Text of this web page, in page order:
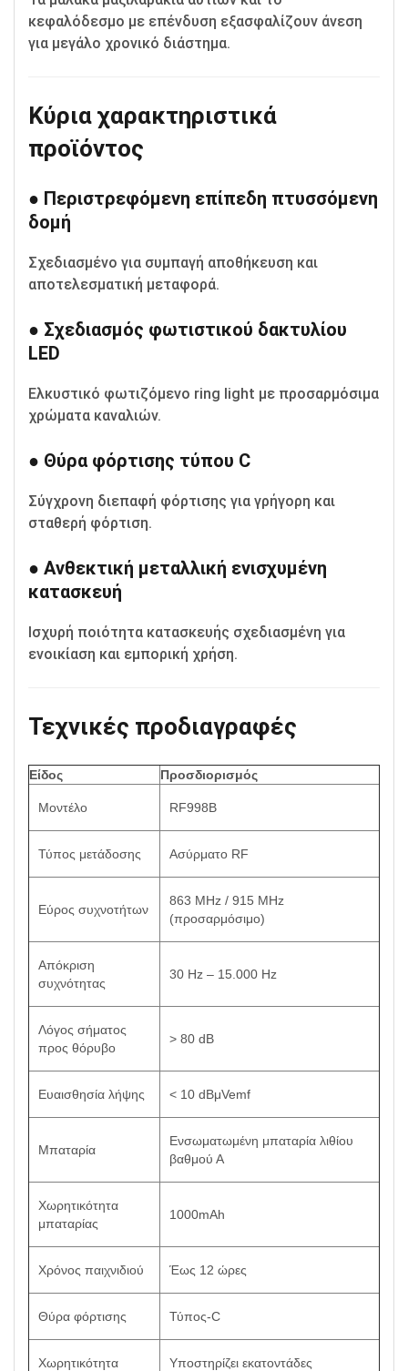
κεφαλόδεσμο με επένδυση εξασφαλίζουν άνεση
για μεγάλο χρονικό διάστημα.
Κύρια χαρακτηριστικά
προϊόντος
● Περιστρεφόμενη επίπεδη πτυσσόμενη
δομή
Σχεδιασμένο για συμπαγή αποθήκευση και
αποτελεσματική μεταφορά.
● Σχεδιασμός φωτιστικού δακτυλίου
LED
Ελκυστικό φωτιζόμενο ring light με προσαρμόσιμα
χρώματα καναλιών.
● Θύρα φόρτισης τύπου C
Σύγχρονη διεπαφή φόρτισης για γρήγορη και
σταθερή φόρτιση.
● Ανθεκτική μεταλλική ενισχυμένη
κατασκευή
Ισχυρή ποιότητα κατασκευής σχεδιασμένη για
ενοικίαση και εμπορική χρήση.
Τεχνικές προδιαγραφές
Είδος Προσδιορισμός
Μοντέλο RF998Β
Τύπος μετάδοσης Ασύρματο RF
Εύρος συχνοτήτων
863 MHz / 915 MHz
(προσαρμόσιμο)
Απόκριση
συχνότητας
30 Hz – 15.000 Hz
Λόγος σήματος
προς θόρυβο
> 80 dB
Ευαισθησία λήψης < 10 dBμVemf
Μπαταρία
Ενσωματωμένη μπαταρία λιθίου
βαθμού Α
Χωρητικότητα
μπαταρίας
1000mAh
Χρόνος παιχνιδιού Έως 12 ώρες
Θύρα φόρτισης Τύπος-C
Χωρητικότητα
Υποστηρίζει εκατοντάδες